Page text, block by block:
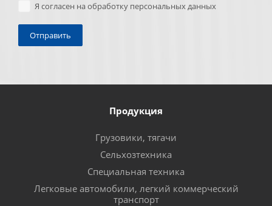
Я согласен на обработку персональных данных
Продукция
Грузовики, тягачи
Сельхозтехника
Специальная техника
Легковые автомобили, легкий коммерческий
транспорт